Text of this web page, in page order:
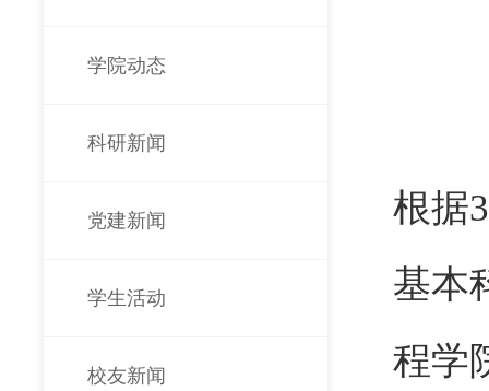
学院动态
科研新闻
党建新闻
学生活动
校友新闻
根据
基本
程学